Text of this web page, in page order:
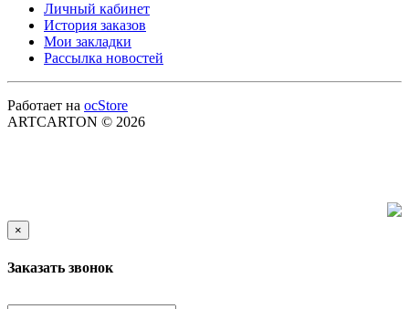
Личный кабинет
История заказов
Мои закладки
Рассылка новостей
Работает на ocStore
ARTCARTON © 2026
×
Заказать звонок